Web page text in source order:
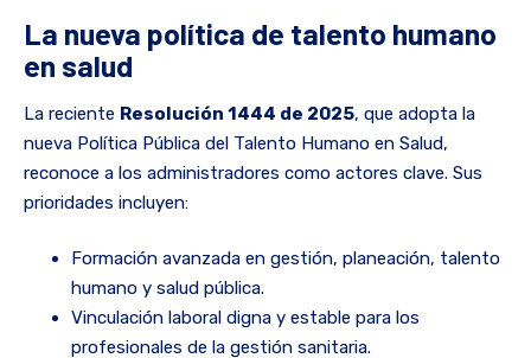
La nueva política de talento humano
en salud
La reciente Resolución 1444 de 2025, que adopta la
nueva Política Pública del Talento Humano en Salud,
reconoce a los administradores como actores clave. Sus
prioridades incluyen:
Formación avanzada en gestión, planeación, talento
humano y salud pública.
Vinculación laboral digna y estable para los
profesionales de la gestión sanitaria.